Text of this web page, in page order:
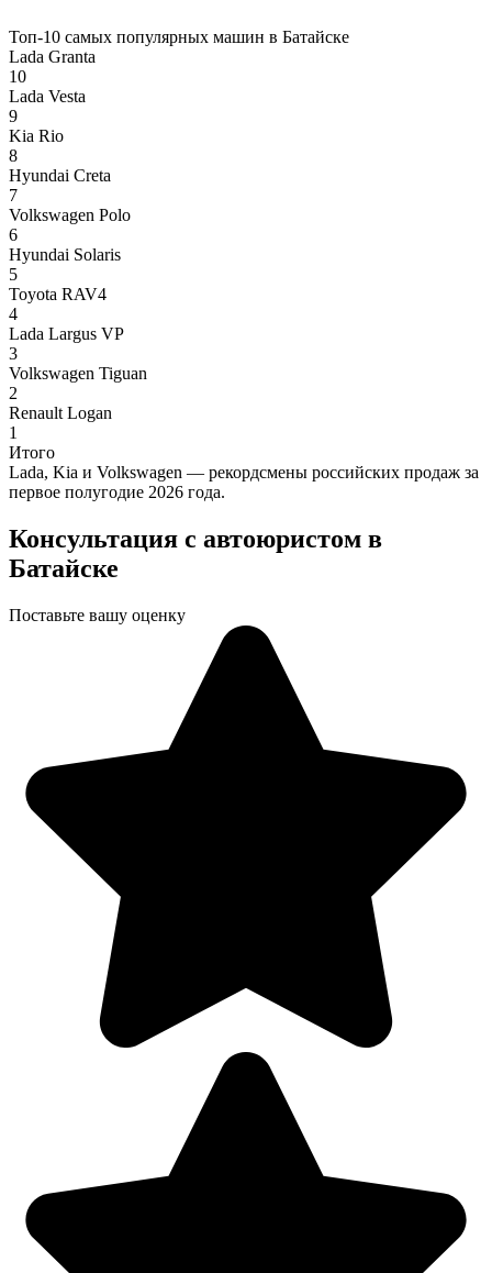
Топ-10 самых популярных машин в Батайске
Lada Granta
10
Lada Vesta
9
Kia Rio
8
Hyundai Creta
7
Volkswagen Polo
6
Hyundai Solaris
5
Toyota RAV4
4
Lada Largus VP
3
Volkswagen Tiguan
2
Renault Logan
1
Итого
Lada, Kia и Volkswagen — рекордсмены российских продаж за
первое полугодие 2026 года.
Консультация с автоюристом в
Батайске
Поставьте вашу оценку